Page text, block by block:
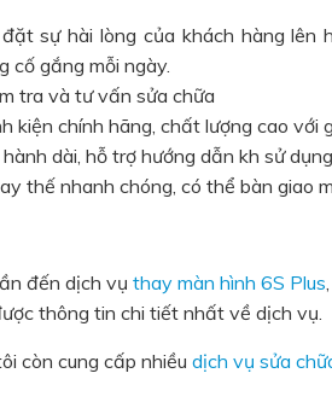
sự hài lòng của khách hàng lên
cố gắng mỗi ngày.
tra và tư vấn sửa chữa
kiện chính hãng, chất lượng cao với
dài, hỗ trợ hướng dẫn kh sử
thế nhanh chóng, có thể bàn giao
đến dịch vụ thay màn hình 6S Plus
thông tin chi tiết nhất về dịch vụ.
còn cung cấp nhiều dịch vụ sửa